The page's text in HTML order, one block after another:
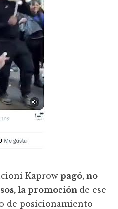
Kaprowpagó, no
la promoción de ese
de posicionamiento